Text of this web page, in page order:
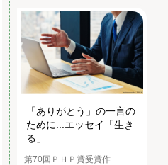
「ありがとう」の一言の
ために...エッセイ「生き
る」
第70回ＰＨＰ賞受賞作